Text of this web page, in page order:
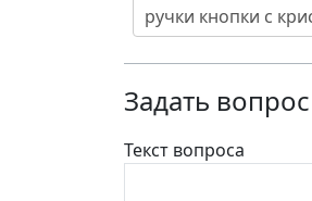
ручки кнопки с
Задать
Текст вопроса